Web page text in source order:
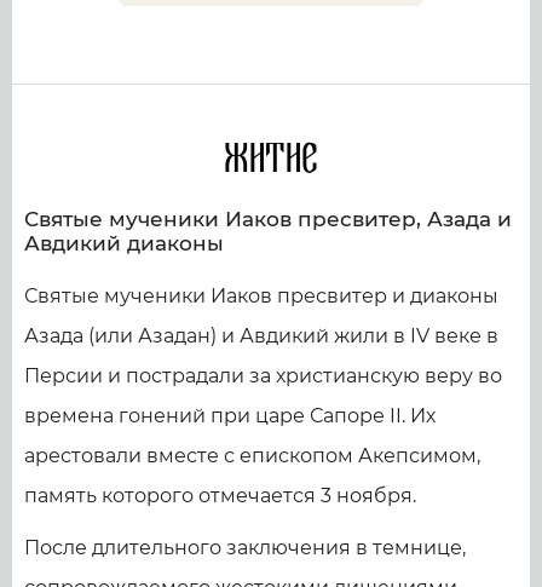
Житие
Святые мученики Иаков пресвитер, Азада и
Авдикий диаконы
Святые мученики Иаков пресвитер и диаконы
Азада (или Азадан) и Авдикий жили в IV веке в
Персии и пострадали за христианскую веру во
времена гонений при царе Сапоре II. Их
арестовали вместе с епископом Акепсимом,
память которого отмечается 3 ноября.
После длительного заключения в темнице,